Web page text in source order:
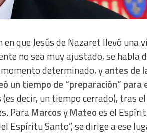
que Jesús de Nazaret llevó una
no sea muy ajustado, se habla
determinado, yantes de
un tiempo de “preparación” para
decir, un tiempo cerrado), tras
ParaMarcosyMateoes el
Espíritu Santo”, se dirige a ese
from different sources